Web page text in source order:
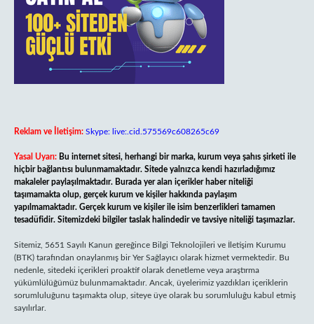
Reklam ve İletişim: Skype: live:.cid.575569c608265c69
Yasal Uyarı: Bu internet sitesi, herhangi bir marka, kurum veya şahıs şirketi ile
hiçbir bağlantısı bulunmamaktadır. Sitede yalnızca kendi hazırladığımız
makaleler paylaşılmaktadır. Burada yer alan içerikler haber niteliği
taşımamakta olup, gerçek kurum ve kişiler hakkında paylaşım
yapılmamaktadır. Gerçek kurum ve kişiler ile isim benzerlikleri tamamen
tesadüfidir. Sitemizdeki bilgiler taslak halindedir ve tavsiye niteliği taşımazlar.
Sitemiz, 5651 Sayılı Kanun gereğince Bilgi Teknolojileri ve İletişim Kurumu
(BTK) tarafından onaylanmış bir Yer Sağlayıcı olarak hizmet vermektedir. Bu
nedenle, sitedeki içerikleri proaktif olarak denetleme veya araştırma
yükümlülüğümüz bulunmamaktadır. Ancak, üyelerimiz yazdıkları içeriklerin
sorumluluğunu taşımakta olup, siteye üye olarak bu sorumluluğu kabul etmiş
sayılırlar.